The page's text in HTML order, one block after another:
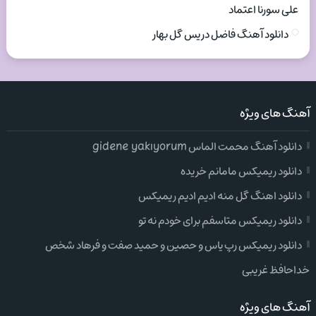
علی سورنا اعتماد
دانلود آهنگ فاضل دریس گل بهار
آهنگ های ویژه
دانلود آهنگ محمت الماس gidene yakıyorum
دانلود ریمیکس مامانم خریده
دانلود اهنگ گل منه ادیم ادیم ریمیکس
دانلود ریمیکس متاسفم برای خودم نه تو
دانلود ریمیکس رپ یاس و حصین و حمید صفت و فرهاد شخص
خداحافظ غریبی
آهنگ های ویژه